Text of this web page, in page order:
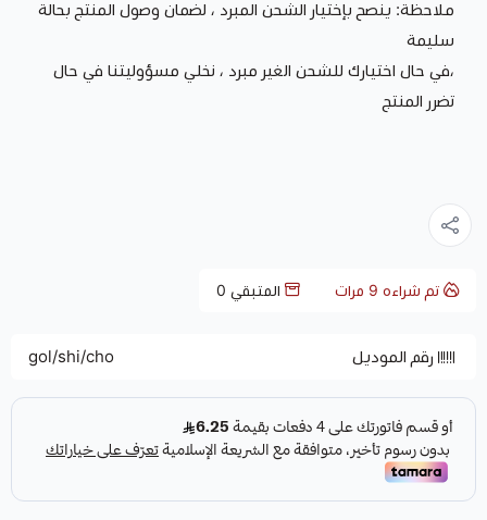
ملاحظة: ينصح بإختيار الشحن المبرد ، لضمان وصول المنتج بحالة
سليمة
،في حال اختيارك للشحن الغير مبرد ، نخلي مسؤوليتنا في حال
تضرر المنتج
تم شراءه 9 مرات المتبقي 0
رقم الموديل gol/shi/cho